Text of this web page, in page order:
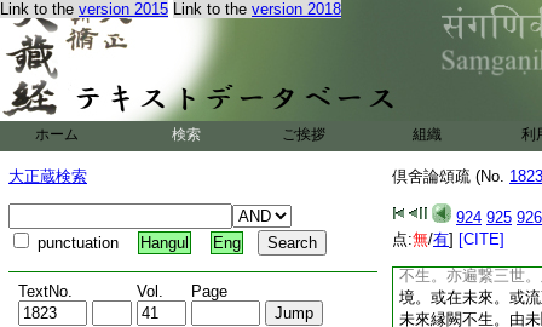
Link to the version 2015 Link to the version 2018
ホーム 検索 ご挨拶 組織 利
大正蔵検索
punctuation Hangul Eng
TextNo. Vol. Page
倶舍論頌疏 (No.
924 925 926
点:無/有] [CITE]
世故。二者事遍。
意識。貪瞋慢三。
有縁此境。不縁餘
未來意識。貪瞋慢
事故。能遍繋名遍
三世故。名世遍。
縁事。必能遍縛。
未來五識。相應貪
自世。在未來世。
現在。若落謝過去
不生亦遍行者。未
不生。亦遍繋三世
境。或在未來。或
未來縁闕不生。由